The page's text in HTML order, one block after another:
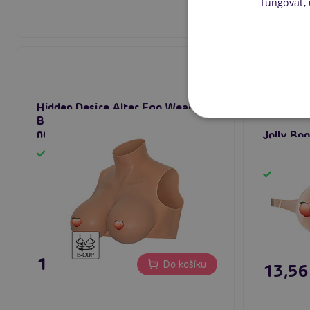
Hidden Desire Alter Ego Wearable
Breasts Crop Top With E-Cup,
nositelná silikonová prsa
159,80 € Do košíku
Jolly